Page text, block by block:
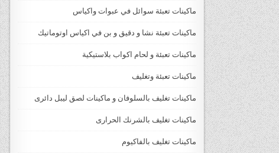
ماكينات تعبئة سوائل في عبوات واكياس
ماكينات تعبئة نشا و دقيق و بن في اكياس اوتوماتيك
ماكينات تعبئة و لحام اكواب بلاستيكية
ماكينات تعبئة وتغليف
ماكينات تغليف بالسلوفان و ماكينات لصق ليبل دائرى
ماكينات تغليف بالشرنك الحرارى
ماكينات تغليف بالفاكيوم